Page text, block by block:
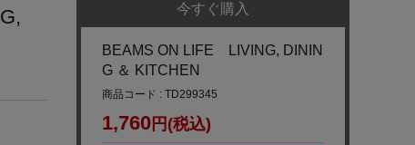
今すぐ購入
BEAMS ON LIFE LIVING, DININ
G ＆ KITCHEN
商品コード : TD299345
1,760 円(税込)